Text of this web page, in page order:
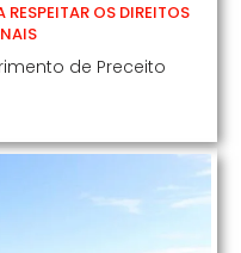
OS DIREITOS
de Preceito